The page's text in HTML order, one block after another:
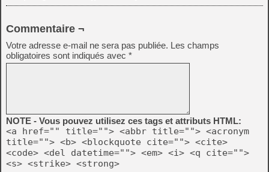
Commentaire ¬
Votre adresse e-mail ne sera pas publiée. Les champs
obligatoires sont indiqués avec *
NOTE - Vous pouvez utilisez ces tags et attributs HTML:
<a href="" title=""> <abbr title=""> <acronym
title=""> <b> <blockquote cite=""> <cite>
<code> <del datetime=""> <em> <i> <q cite="">
<s> <strike> <strong>